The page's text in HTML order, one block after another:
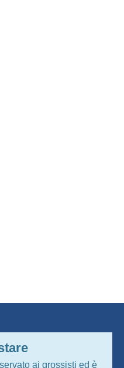
ai grossisti ed è